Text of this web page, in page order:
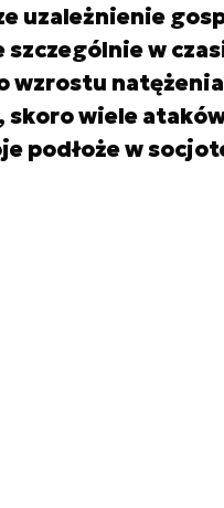
uzależnienie
w
wzrostu
skoro wiele
podłoże w